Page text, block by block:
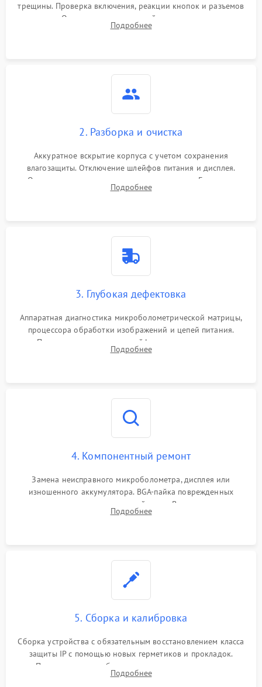
трещины. Проверка включения, реакции кнопок и разъемов
зарядки. Оценка вывода тепловой сигнатуры на экран,
проверка базовых функций и считывание системных
Подробнее
2. Разборка и очистка
Аккуратное вскрытие корпуса с учетом сохранения
влагозащиты. Отключение шлейфов питания и дисплея.
Очистка внутренних плат от окислов и пыли. Бережная
обработка германиевого объектива специализированными
Подробнее
3. Глубокая дефектовка
Аппаратная диагностика микроболометрической матрицы,
процессора обработки изображений и цепей питания.
Проверка целостности шлейфов, модуля памяти и
интерфейсов связи. Выявление сгоревших SMD-компонентов
Подробнее
4. Компонентный ремонт
Замена неисправного микроболометра, дисплея или
изношенного аккумулятора. BGA-пайка поврежденных
контроллеров на материнской плате. Восстановление
разъемов и кнопок, замена поврежденных элементов
Подробнее
5. Сборка и калибровка
Сборка устройства с обязательным восстановлением класса
защиты IP с помощью новых герметиков и прокладок.
Программная калибровка матрицы по эталонному
абсолютно черному телу для точного измерения температур.
Подробнее